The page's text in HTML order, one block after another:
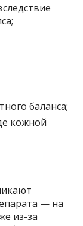
баланса;
кожной
— на
из-за